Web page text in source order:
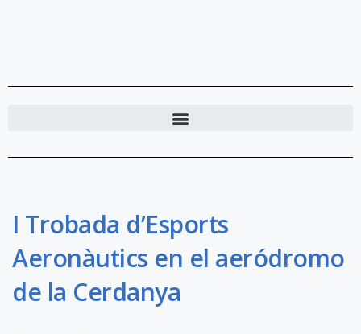
I Trobada d’Esports
Aeronàutics en el aeródromo
de la Cerdanya